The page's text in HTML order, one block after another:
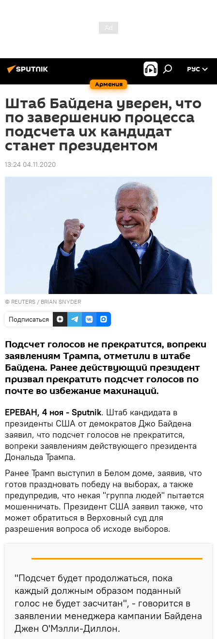
Армения
РУС
Штаб Байдена уверен, что
по завершению процесса
подсчета их кандидат
станет президентом
13:24 04.11.2020
© REUTERS / BRIAN SNYDER
Подписаться
Подсчет голосов не прекратится, вопреки
заявлениям Трампа, отметили в штабе
Байдена. Ранее действующий президент
призвал прекратить подсчет голосов по
почте во избежание махинаций.
ЕРЕВАН, 4 ноя - Sputnik. Штаб кандидата в
президенты США от демократов Джо Байдена
заявил, что подсчет голосов не прекратится,
вопреки заявлениям действующего президента
Дональда Трампа.
Ранее Трамп выступил в Белом доме, заявив, что
готов праздновать победу на выборах, а также
предупредив, что некая "группа людей" пытается
мошенничать. Президент США заявил также, что
может обратиться в Верховный суд для
разрешения вопроса об исходе выборов.
"Подсчет будет продолжаться, пока
каждый должным образом поданный
голос не будет засчитан", - говорится в
заявлении менеджера кампании Байдена
Джен О'Мэлли-Диллон.